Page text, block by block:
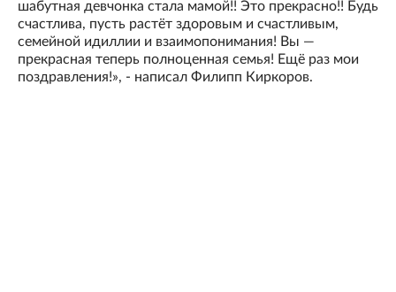
шабутная девчонка стала мамой!! Это прекрасно!! Будь
счастлива, пусть растёт здоровым и счастливым,
семейной идиллии и взаимопонимания! Вы —
прекрасная теперь полноценная семья! Ещё раз мои
поздравления!», - написал Филипп Киркоров.